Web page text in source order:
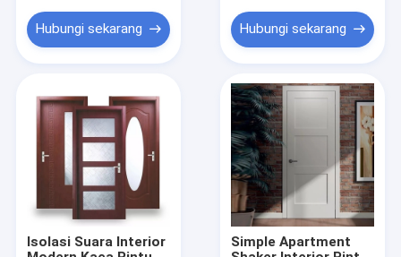
Hubungi sekarang Hubungi sekarang
Isolasi Suara Interior
Simple Apartment